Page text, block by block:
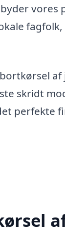
vores
fagfolk,
af
skridt
perfekte